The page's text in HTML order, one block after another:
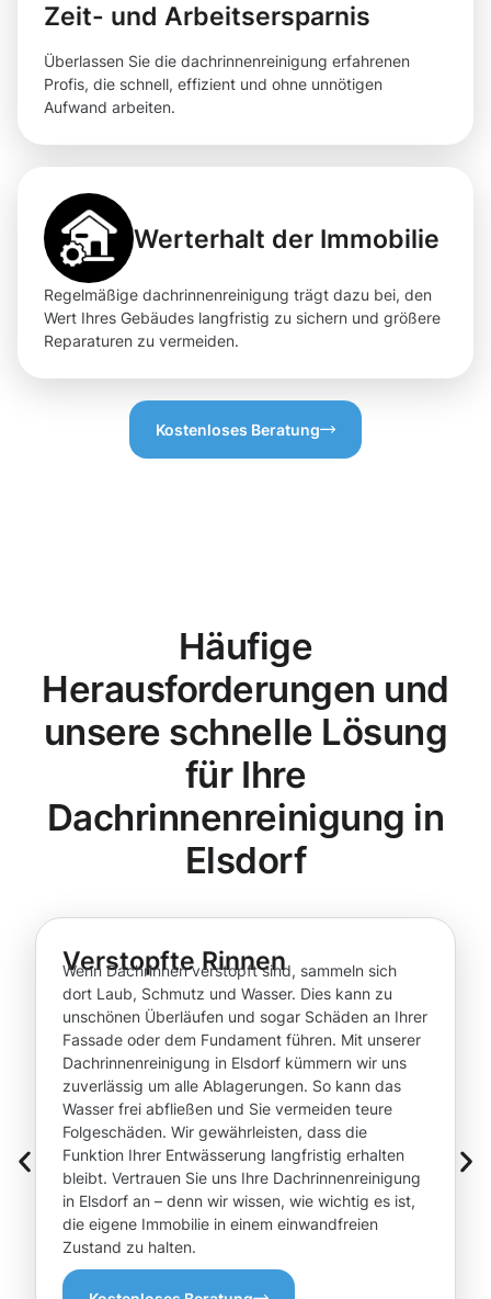
Zeit- und Arbeitsersparnis
Überlassen Sie die dachrinnenreinigung erfahrenen
Profis, die schnell, effizient und ohne unnötigen
Aufwand arbeiten.
Werterhalt der Immobilie
Regelmäßige dachrinnenreinigung trägt dazu bei, den
Wert Ihres Gebäudes langfristig zu sichern und größere
Reparaturen zu vermeiden.
Kostenloses Beratung
Häufige
Herausforderungen und
unsere schnelle Lösung
für Ihre
Dachrinnenreinigung in
Elsdorf
Verstopfte Rinnen
Wenn Dachrinnen verstopft sind, sammeln sich
dort Laub, Schmutz und Wasser. Dies kann zu
unschönen Überläufen und sogar Schäden an Ihrer
Fassade oder dem Fundament führen. Mit unserer
Dachrinnenreinigung in Elsdorf kümmern wir uns
zuverlässig um alle Ablagerungen. So kann das
Wasser frei abfließen und Sie vermeiden teure
Folgeschäden. Wir gewährleisten, dass die
Funktion Ihrer Entwässerung langfristig erhalten
bleibt. Vertrauen Sie uns Ihre Dachrinnenreinigung
in Elsdorf an – denn wir wissen, wie wichtig es ist,
die eigene Immobilie in einem einwandfreien
Zustand zu halten.